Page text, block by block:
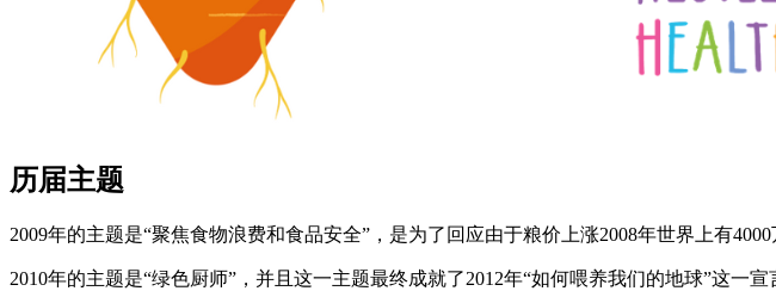
历届主题
2009年的主题是“聚焦食物浪费和食品安全”，是为了回应由于粮价上涨2008年世界上有
2010年的主题是“绿色厨师”，并且这一主题最终成就了2012年“如何喂养我们的地球”这一宣